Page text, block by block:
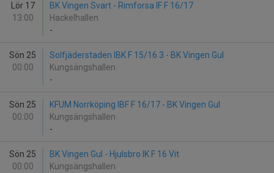
Lör 17
13:00
BK Vingen Svart - Rimforsa IF F 16/17
Hackelhallen
-
Sön 25
00:00
Solfjäderstaden IBK F 15/16 3 - BK Vingen Gul
Kungsängshallen
-
Sön 25
00:00
KFUM Norrköping IBF F 16/17 - BK Vingen Gul
Kungsängshallen
-
Sön 25
00:00
BK Vingen Gul - Hjulsbro IK F 16 Vit
Kungsängshallen